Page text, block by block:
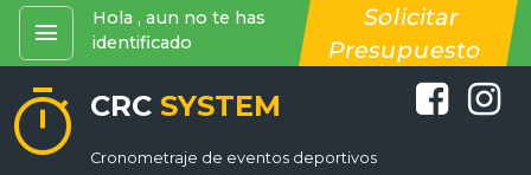
menu
Hola , aun no te has
identificado
Solicitar
Presupuesto
timer CRC SYSTEM
Cronometraje de eventos deportivos